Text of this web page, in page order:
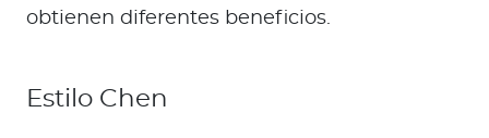
obtienen diferentes beneficios.
Estilo Chen